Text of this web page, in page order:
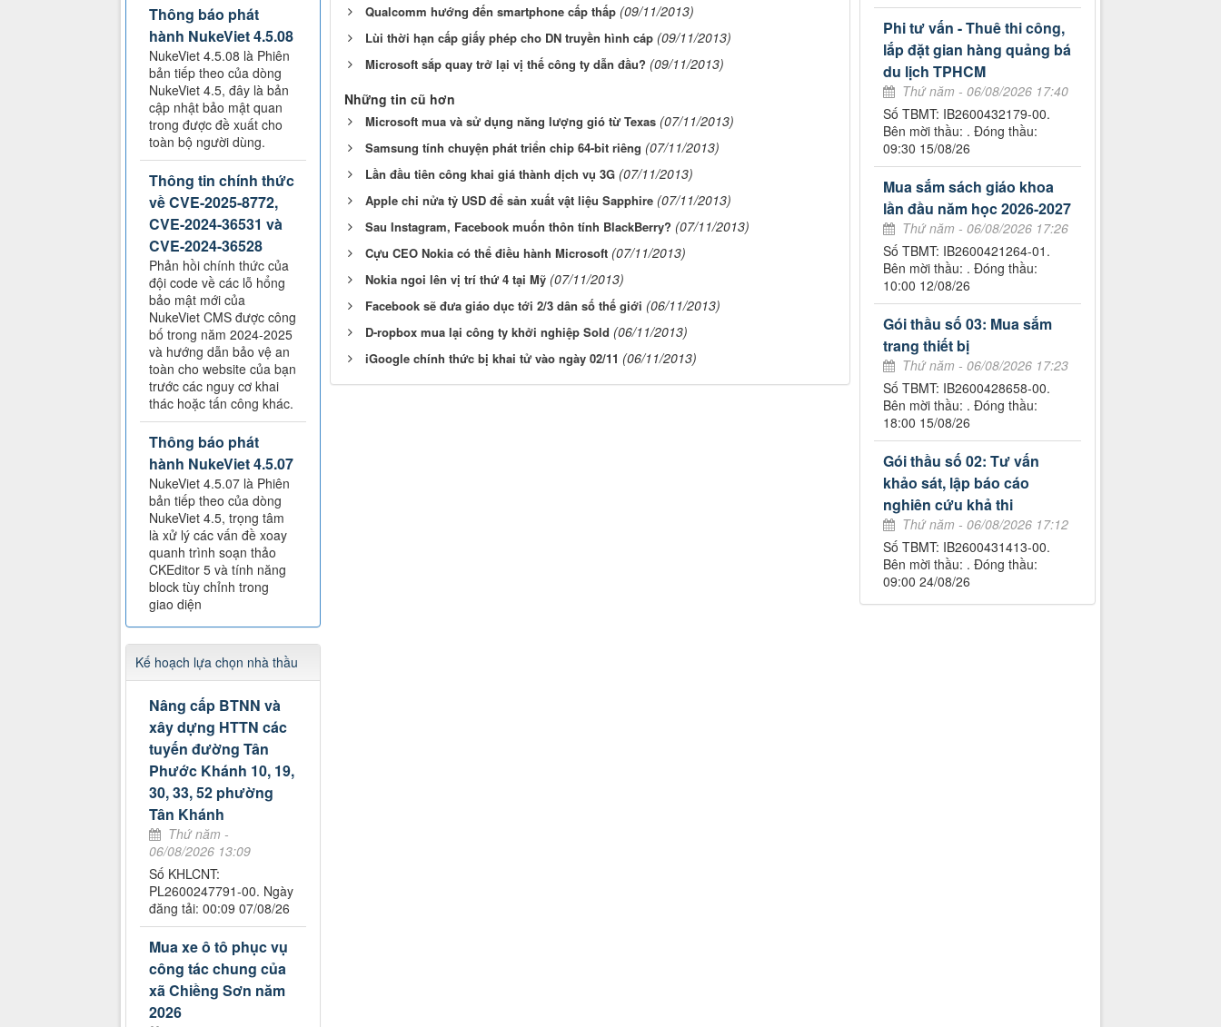
Qualcomm hướng đến smartphone cấp thấp (09/11/2013)
Lùi thời hạn cấp giấy phép cho DN truyền hình cáp (09/11/2013)
Microsoft sắp quay trở lại vị thế công ty dẫn đầu? (09/11/2013)
Những tin cũ hơn
Microsoft mua và sử dụng năng lượng gió từ Texas (07/11/2013)
Samsung tính chuyện phát triển chip 64-bit riêng (07/11/2013)
Lần đầu tiên công khai giá thành dịch vụ 3G (07/11/2013)
Apple chi nửa tỷ USD để sản xuất vật liệu Sapphire (07/11/2013)
Sau Instagram, Facebook muốn thôn tính BlackBerry? (07/11/2013)
Cựu CEO Nokia có thể điều hành Microsoft (07/11/2013)
Nokia ngoi lên vị trí thứ 4 tại Mỹ (07/11/2013)
Facebook sẽ đưa giáo dục tới 2/3 dân số thế giới (06/11/2013)
D-ropbox mua lại công ty khởi nghiệp Sold (06/11/2013)
iGoogle chính thức bị khai tử vào ngày 02/11 (06/11/2013)
Phi tư vấn - Thuê thi công,
lắp đặt gian hàng quảng bá
du lịch TPHCM
Thứ năm - 06/08/2026 17:40
Số TBMT: IB2600432179-00.
Bên mời thầu: . Đóng thầu:
09:30 15/08/26
Mua sắm sách giáo khoa
lần đầu năm học 2026-2027
Thứ năm - 06/08/2026 17:26
Số TBMT: IB2600421264-01.
Bên mời thầu: . Đóng thầu:
10:00 12/08/26
Gói thầu số 03: Mua sắm
trang thiết bị
Thứ năm - 06/08/2026 17:23
Số TBMT: IB2600428658-00.
Bên mời thầu: . Đóng thầu:
18:00 15/08/26
Gói thầu số 02: Tư vấn
khảo sát, lập báo cáo
nghiên cứu khả thi
Thứ năm - 06/08/2026 17:12
Số TBMT: IB2600431413-00.
Bên mời thầu: . Đóng thầu:
09:00 24/08/26
Thông báo phát
hành NukeViet 4.5.08
NukeViet 4.5.08 là Phiên
bản tiếp theo của dòng
NukeViet 4.5, đây là bản
cập nhật bảo mật quan
trong được đề xuất cho
toàn bộ người dùng.
Thông tin chính thức
về CVE-2025-8772,
CVE-2024-36531 và
CVE-2024-36528
Phản hồi chính thức của
đội code về các lỗ hổng
bảo mật mới của
NukeViet CMS được công
bố trong năm 2024-2025
và hướng dẫn bảo vệ an
toàn cho website của bạn
trước các nguy cơ khai
thác hoặc tấn công khác.
Thông báo phát
hành NukeViet 4.5.07
NukeViet 4.5.07 là Phiên
bản tiếp theo của dòng
NukeViet 4.5, trọng tâm
là xử lý các vấn đề xoay
quanh trình soạn thảo
CKEditor 5 và tính năng
block tùy chỉnh trong
giao diện
Kế hoạch lựa chọn nhà thầu
Nâng cấp BTNN và
xây dựng HTTN các
tuyến đường Tân
Phước Khánh 10, 19,
30, 33, 52 phường
Tân Khánh
Thứ năm -
06/08/2026 13:09
Số KHLCNT:
PL2600247791-00. Ngày
đăng tải: 00:09 07/08/26
Mua xe ô tô phục vụ
công tác chung của
xã Chiềng Sơn năm
2026